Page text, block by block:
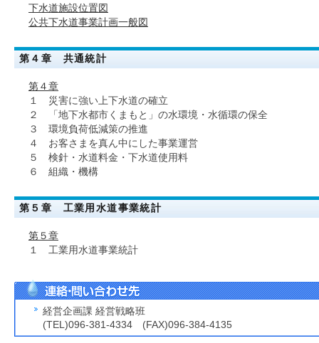
下水道施設位置図
公共下水道事業計画一般図
第４章 共通統計
第４章
１ 災害に強い上下水道の確立
２ 「地下水都市くまもと」の水環境・水循環の保全
３ 環境負荷低減策の推進
４ お客さまを真ん中にした事業運営
５ 検針・水道料金・下水道使用料
６ 組織・機構
第５章 工業用水道事業統計
第５章
１ 工業用水道事業統計
経営企画課 経営戦略班
(TEL)096-381-4334 (FAX)096-384-4135